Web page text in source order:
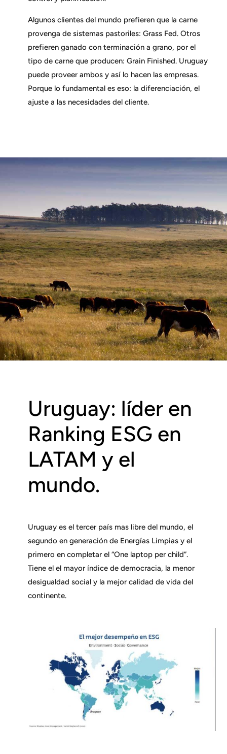
Algunos clientes del mundo prefieren que la carne
provenga de sistemas pastoriles: Grass Fed. Otros
prefieren ganado con terminación a grano, por el
tipo de carne que producen: Grain Finished. Uruguay
puede proveer ambos y así lo hacen las empresas.
Porque lo fundamental es eso: la diferenciación, el
ajuste a las necesidades del cliente.
Uruguay: líder en
Ranking ESG en
LATAM y el
mundo.
Uruguay es el tercer país mas libre del mundo, el
segundo en generación de Energías Limpias y el
primero en completar el “One laptop per child”.
Tiene el el mayor índice de democracia, la menor
desigualdad social y la mejor calidad de vida del
continente.